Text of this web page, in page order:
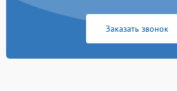
Заказать звонок